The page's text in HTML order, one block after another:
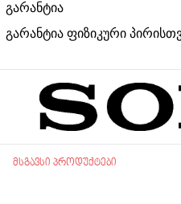
გარანტია
გარანტია ფიზიკური
მსგავსი პროდუქტები